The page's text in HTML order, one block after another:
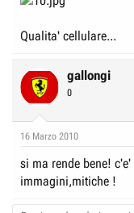
Qualita' cellulare...
gallongi
0
16 Marzo 2010
si ma rende bene!
immagini,mitiche !